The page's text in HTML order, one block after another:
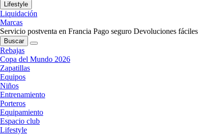
Lifestyle
Liquidación
Marcas
Servicio postventa en Francia Pago seguro Devoluciones fáciles
Buscar
Rebajas
Copa del Mundo 2026
Zapatillas
Equipos
Niños
Entrenamiento
Porteros
Equipamiento
Espacio club
Lifestyle